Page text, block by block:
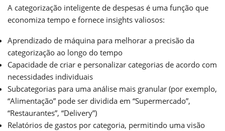
A categorização inteligente de despesas é uma função que
economiza tempo e fornece insights valiosos:
Aprendizado de máquina para melhorar a precisão da
categorização ao longo do tempo
Capacidade de criar e personalizar categorias de acordo com
necessidades individuais
Subcategorias para uma análise mais granular (por exemplo,
“Alimentação” pode ser dividida em “Supermercado”,
“Restaurantes”, “Delivery”)
Relatórios de gastos por categoria, permitindo uma visão